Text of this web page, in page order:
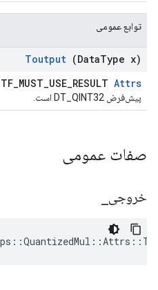
توابع عمومی
Toutput (DataType x)
TF_MUST_USE_RESULT Attrs
پیش‌فرض DT_QINT32 است.
صفات عمومی
خروجی